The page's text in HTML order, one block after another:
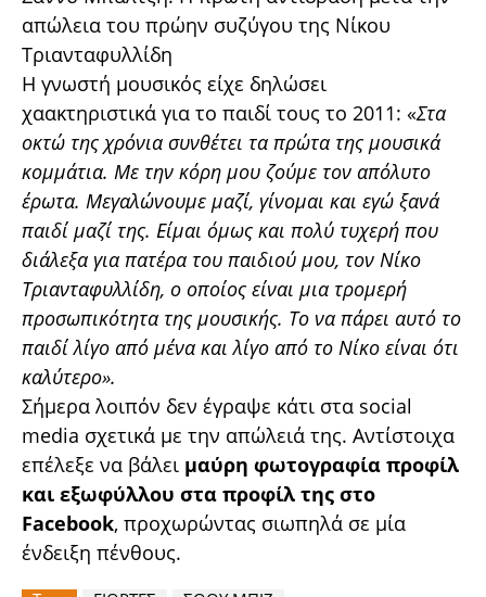
απώλεια του πρώην συζύγου της Νίκου
Τριανταφυλλίδη
Η γνωστή μουσικός είχε δηλώσει
χαακτηριστικά για το παιδί τους το 2011: «Στα
οκτώ της χρόνια συνθέτει τα πρώτα της μουσικά
κομμάτια. Με την κόρη μου ζούμε τον απόλυτο
έρωτα. Μεγαλώνουμε μαζί, γίνομαι και εγώ ξανά
παιδί μαζί της. Είμαι όμως και πολύ τυχερή που
διάλεξα για πατέρα του παιδιού μου, τον Νίκο
Τριανταφυλλίδη, ο οποίος είναι μια τρομερή
προσωπικότητα της μουσικής. Το να πάρει αυτό το
παιδί λίγο από μένα και λίγο από το Νίκο είναι ότι
καλύτερο».
Σήμερα λοιπόν δεν έγραψε κάτι στα social
media σχετικά με την απώλειά της. Αντίστοιχα
επέλεξε να βάλει μαύρη φωτογραφία προφίλ
και εξωφύλλου στα προφίλ της στο
Facebook, προχωρώντας σιωπηλά σε μία
ένδειξη πένθους.